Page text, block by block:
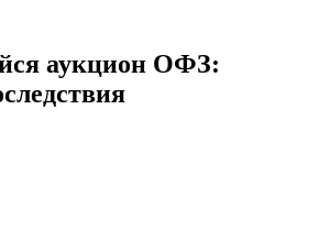
аукцион ОФЗ: